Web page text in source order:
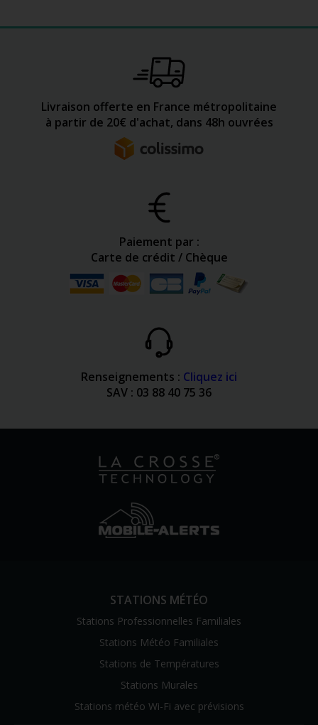
Livraison offerte en France métropolitaine
à partir de 20€ d'achat, dans 48h ouvrées
Paiement par :
Carte de crédit / Chèque
Renseignements : Cliquez ici
SAV : 03 88 40 75 36
STATIONS MÉTÉO
Stations Professionnelles Familiales
Stations Météo Familiales
Stations de Températures
Stations Murales
Stations météo Wi-Fi avec prévisions